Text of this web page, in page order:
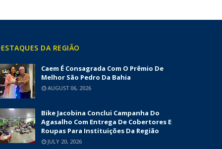
DA REGIÃO
Caem É Consagrada Com O Prêmio De
Melhor São Pedro Da Bahia
AUGUST 06, 2026
Bike Jacobina Conclui Campanha Do
Agasalho Com Entrega De Cobertores E
Roupas Para Instituições Da Região
JULY 20, 2026